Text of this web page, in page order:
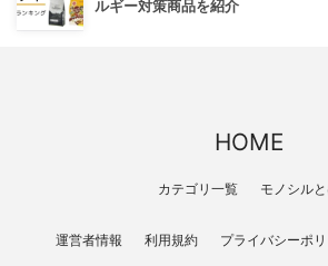
ルギー対策商品を紹介
HOME
カテゴリ一覧 モノシル
運営者情報 利用規約 プライバシーポ